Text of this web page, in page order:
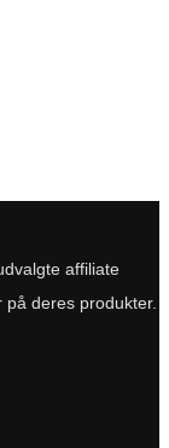
affiliate
deres produkter.